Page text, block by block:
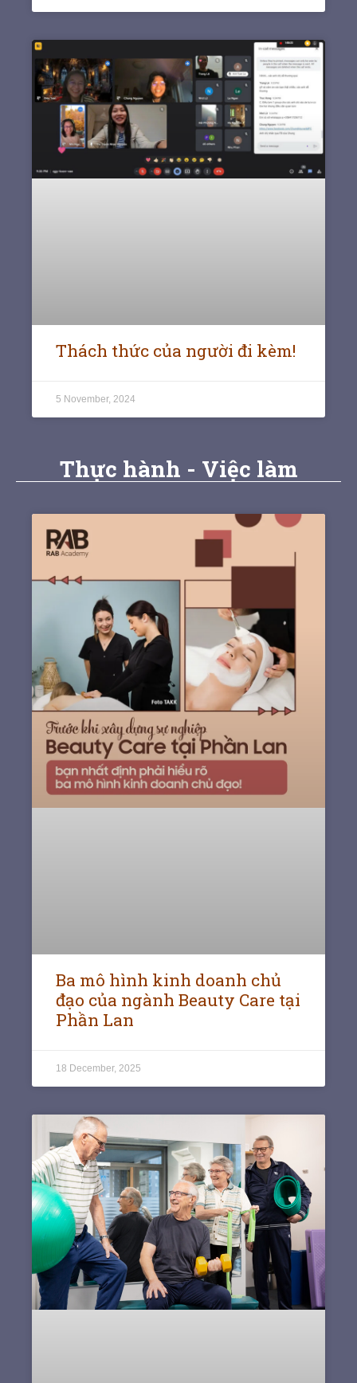
Thách thức của người đi kèm!
5 November, 2024
Thực hành - Việc làm
Ba mô hình kinh doanh chủ
đạo của ngành Beauty Care tại
Phần Lan
18 December, 2025